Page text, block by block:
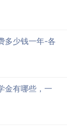
多少钱一年-各
金有哪些，一